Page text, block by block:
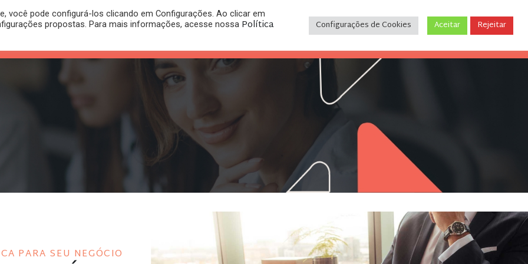
PLANO REGISTRO DE PUBLICAÇÕES CONTATO (31) 3243-9035
PARA SEU NEGÓCIO
você pode configurá-los clicando em Configurações. Ao clicar em
propostas. Para mais informações, acesse nossa Política Configurações de Cookies Aceitar Rejeitar